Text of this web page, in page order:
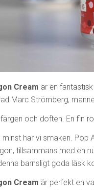
Cream är en
Marc Strömberg,
och doften. En fin
minst har vi smaken.
tillsammans med en
barnsligt goda läsk
Cream är perfekt en